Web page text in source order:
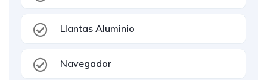
Llantas Aluminio
Navegador